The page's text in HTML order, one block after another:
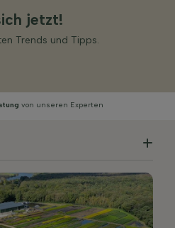
jetzt!
Trends und Tipps.
WählenSie Ihre Lieferwoche